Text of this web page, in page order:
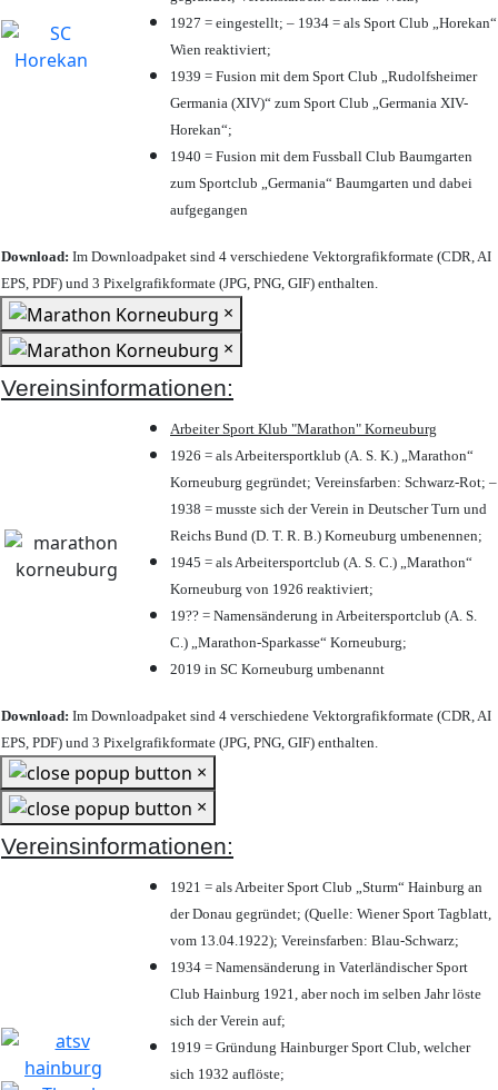
1927 = eingestellt; – 1934 = als Sport Club „Horekan“
Wien reaktiviert;
1939 = Fusion mit dem Sport Club „Rudolfsheimer
Germania (XIV)“ zum Sport Club „Germania XIV-
Horekan“;
1940 = Fusion mit dem Fussball Club Baumgarten
zum Sportclub „Germania“ Baumgarten und dabei
aufgegangen
Download: Im Downloadpaket sind 4 verschiedene Vektorgrafikformate (CDR, AI
EPS, PDF) und 3 Pixelgrafikformate (JPG, PNG, GIF) enthalten.
×
×
Vereinsinformationen:
Arbeiter Sport Klub "Marathon" Korneuburg
1926 = als Arbeitersportklub (A. S. K.) „Marathon“
Korneuburg gegründet; Vereinsfarben: Schwarz-Rot; –
1938 = musste sich der Verein in Deutscher Turn und
Reichs Bund (D. T. R. B.) Korneuburg umbenennen;
1945 = als Arbeitersportclub (A. S. C.) „Marathon“
Korneuburg von 1926 reaktiviert;
19?? = Namensänderung in Arbeitersportclub (A. S.
C.) „Marathon-Sparkasse“ Korneuburg;
2019 in SC Korneuburg umbenannt
Download: Im Downloadpaket sind 4 verschiedene Vektorgrafikformate (CDR, AI
EPS, PDF) und 3 Pixelgrafikformate (JPG, PNG, GIF) enthalten.
×
×
Vereinsinformationen:
1921 = als Arbeiter Sport Club „Sturm“ Hainburg an
der Donau gegründet; (Quelle: Wiener Sport Tagblatt,
vom 13.04.1922); Vereinsfarben: Blau-Schwarz;
1934 = Namensänderung in Vaterländischer Sport
Club Hainburg 1921, aber noch im selben Jahr löste
sich der Verein auf;
1919 = Gründung Hainburger Sport Club, welcher
sich 1932 auflöste;